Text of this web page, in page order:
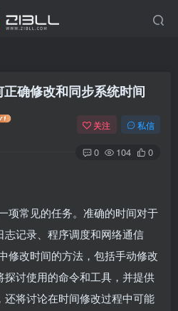
确修改和同步系统时间
关注 私信
0 104 0
项常见的任务。准确的时间对于
记录、程序调度和网络通信
修改时间的方法，包括手动修改
讨使用的命令和工具，并提供
将讨论在时间修改过程中可能